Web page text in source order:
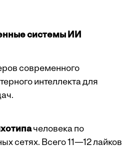
системы ИИ
современного
интеллекта для
человека по
сетях. Всего 11—12 лайков